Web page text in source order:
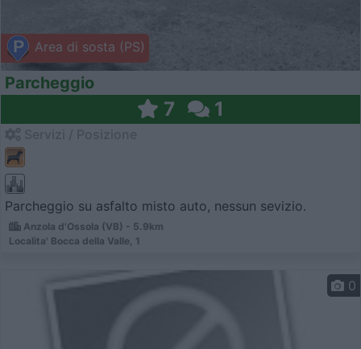
Area di sosta (PS)
Parcheggio
7 1
Parcheggio su asfalto misto auto, nessun sevizio.
Anzola d'Ossola (VB) - 5.9km
Localita' Bocca della Valle, 1
0